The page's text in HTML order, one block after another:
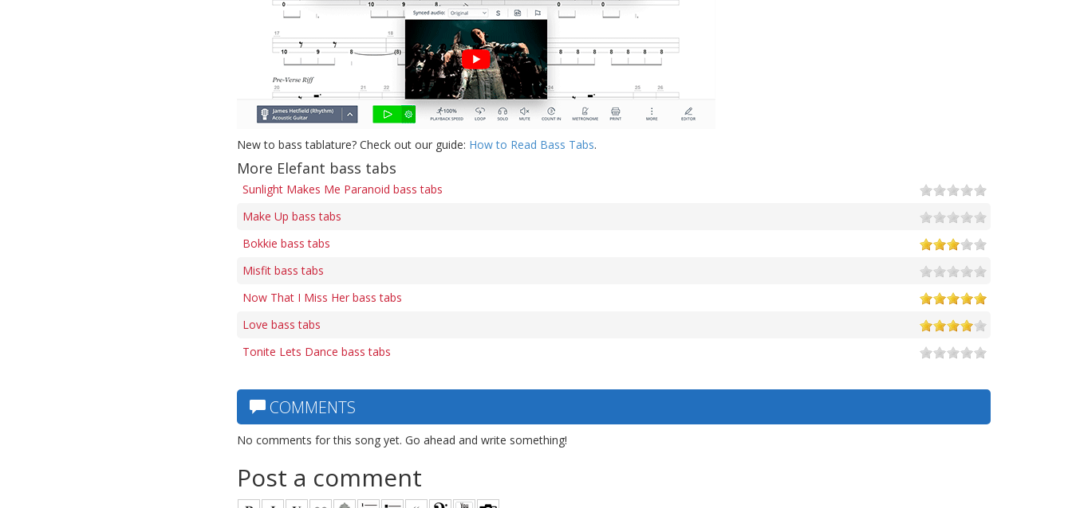
New to bass tablature? Check out our guide: How to Read Bass Tabs.
More Elefant bass tabs
Sunlight Makes Me Paranoid bass tabs
Make Up bass tabs
Bokkie bass tabs
Misfit bass tabs
Now That I Miss Her bass tabs
Love bass tabs
Tonite Lets Dance bass tabs
COMMENTS
No comments for this song yet. Go ahead and write something!
Post a comment